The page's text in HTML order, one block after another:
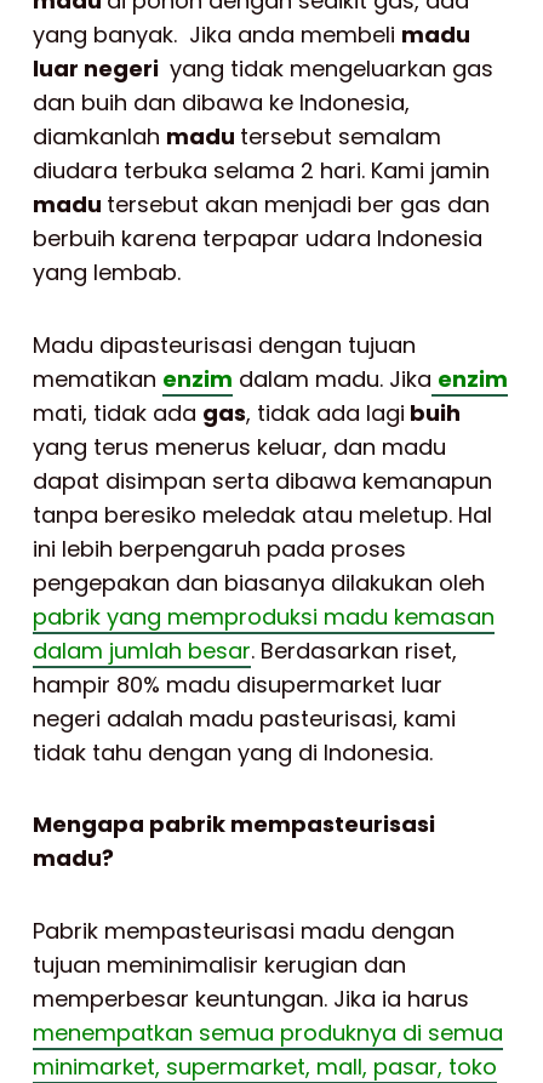
yang banyak. Jika anda membeli madu
luar negeri yang tidak mengeluarkan gas
dan buih dan dibawa ke Indonesia,
diamkanlah madu tersebut semalam
diudara terbuka selama 2 hari. Kami jamin
madu tersebut akan menjadi ber gas dan
berbuih karena terpapar udara Indonesia
yang lembab.
Madu dipasteurisasi dengan tujuan
mematikan enzim dalam madu. Jika enzim
mati, tidak ada gas, tidak ada lagi buih
yang terus menerus keluar, dan madu
dapat disimpan serta dibawa kemanapun
tanpa beresiko meledak atau meletup. Hal
ini lebih berpengaruh pada proses
pengepakan dan biasanya dilakukan oleh
pabrik yang memproduksi madu kemasan
dalam jumlah besar. Berdasarkan riset,
hampir 80% madu disupermarket luar
negeri adalah madu pasteurisasi, kami
tidak tahu dengan yang di Indonesia.
Mengapa pabrik mempasteurisasi
madu?
Pabrik mempasteurisasi madu dengan
tujuan meminimalisir kerugian dan
memperbesar keuntungan. Jika ia harus
menempatkan semua produknya di semua
minimarket, supermarket, mall, pasar, toko